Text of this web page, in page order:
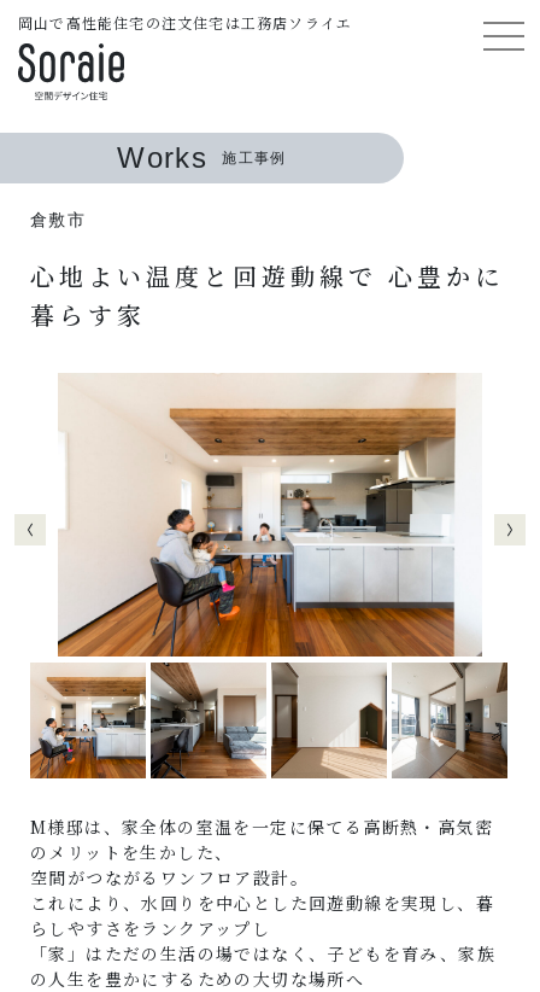
岡山で高性能住宅の注文住宅は工務店ソライエ
Works 施工事例
倉敷市
心地よい温度と回遊動線で 心豊かに
暮らす家
M様邸は、家全体の室温を一定に保てる高断熱・高気密
のメリットを生かした、
空間がつながるワンフロア設計。
これにより、水回りを中心とした回遊動線を実現し、暮
らしやすさをランクアップし
「家」はただの生活の場ではなく、子どもを育み、家族
の人生を豊かにするための大切な場所へ